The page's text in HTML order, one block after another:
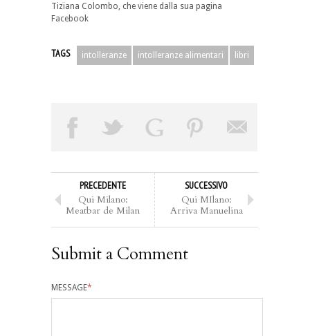
Tiziana Colombo, che viene dalla sua pagina
Facebook
TAGS intolleranze intolleranze alimentari libri
PRECEDENTE
Qui Milano:
Meatbar de Milan
SUCCESSIVO
Qui MIlano:
Arriva Manuelina
Submit a Comment
MESSAGE*